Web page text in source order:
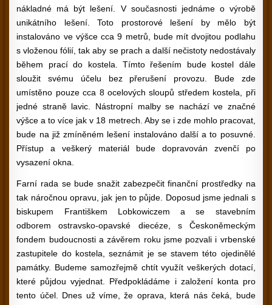
nákladné má být lešení. V současnosti jednáme o výrobě
unikátního lešení. Toto prostorové lešení by mělo být
instalováno ve výšce cca 9 metrů, bude mít dvojitou podlahu
s vloženou fólií, tak aby se prach a další nečistoty nedostávaly
během prací do kostela. Tímto řešením bude kostel dále
sloužit svému účelu bez přerušení provozu. Bude zde
umístěno pouze cca 8 ocelových sloupů středem kostela, při
jedné straně lavic. Nástropní malby se nachází ve značné
výšce a to více jak v 18 metrech. Aby se i zde mohlo pracovat,
bude na již zmíněném lešení instalováno další a to posuvné.
Přístup a veškerý materiál bude dopravován zvenčí po
vysazení okna.
Farní rada se bude snažit zabezpečit finanční prostředky na
tak náročnou opravu, jak jen to půjde. Doposud jsme jednali s
biskupem Františkem Lobkowiczem a se stavebním
odborem ostravsko-opavské diecéze, s Českoněmeckým
fondem budoucnosti a závěrem roku jsme pozvali i vrbenské
zastupitele do kostela, seznámit je se stavem této ojedinělé
památky. Budeme samozřejmě chtít využít veškerých dotací,
které půjdou vyjednat. Předpokládáme i založení konta pro
tento účel. Dnes už víme, že oprava, která nás čeká, bude